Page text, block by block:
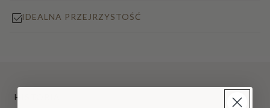
IDEALNA PRZEJRZYSTOŚĆ
HISTORIA